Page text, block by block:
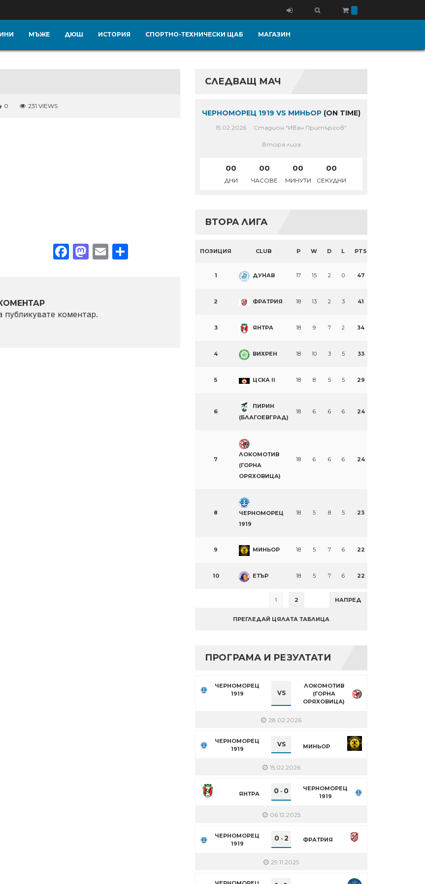
МЪЖЕ ДЮШ ИСТОРИЯ СПОРТНО-ТЕХНИЧЕСКИ ЩАБ МАГАЗИН
0 231 VIEWS
Facebook
Mastodon
EmailShare
публикувате коментар.
СЛЕДВАЩ МАЧ
ЧЕРНОМОРЕЦ 1919 VS МИНЬОР (ON TIME)
15.02.2026 Стадион "Иван Притъргов"
Втора лига
00
ДНИ
00
ЧАСОВЕ
00
МИНУТИ
00
СЕКУДНИ
ВТОРА ЛИГА
ПОЗИЦИЯ CLUB P W D L PTS
1 ДУНАВ 17 15 2 0 47
2 ФРАТРИЯ 18 13 2 3 41
3 ЯНТРА 18 9 7 2 34
4 ВИХРЕН 18 10 3 5 33
5 ЦСКА II 18 8 5 5 29
6
ПИРИН
(БЛАГОЕВГРАД)
18 6 6 6 24
7
ЛОКОМОТИВ
(ГОРНА
ОРЯХОВИЦА)
18 6 6 6 24
8
ЧЕРНОМОРЕЦ
1919
18 5 8 5 23
9 МИНЬОР 18 5 7 6 22
10 ЕТЪР 18 5 7 6 22
1 2 НАПРЕД
ПРЕГЛЕДАЙ ЦЯЛАТА ТАБЛИЦА
ПРОГРАМА И РЕЗУЛТАТИ
ЧЕРНОМОРЕЦ
1919
VS
ЛОКОМОТИВ
(ГОРНА
ОРЯХОВИЦА)
28.02.2026
ЧЕРНОМОРЕЦ
1919
VS МИНЬОР
15.02.2026
ЯНТРА 0 - 0
ЧЕРНОМОРЕЦ
1919
06.12.2025
ЧЕРНОМОРЕЦ
1919
0- 2 ФРАТРИЯ
29.11.2025